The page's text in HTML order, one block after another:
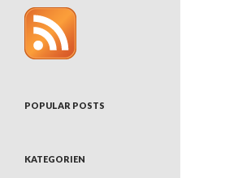
POPULAR POSTS
KATEGORIEN